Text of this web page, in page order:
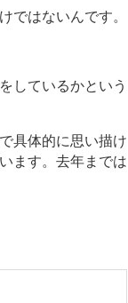
はないんです。
しているかという
具体的に思い描け
ます。去年までは